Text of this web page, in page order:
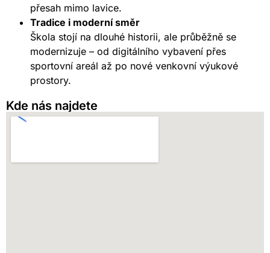
přesah mimo lavice.
Tradice i moderní směr
Škola stojí na dlouhé historii, ale průběžně se
modernizuje – od digitálního vybavení přes
sportovní areál až po nové venkovní výukové
prostory.
Kde nás najdete